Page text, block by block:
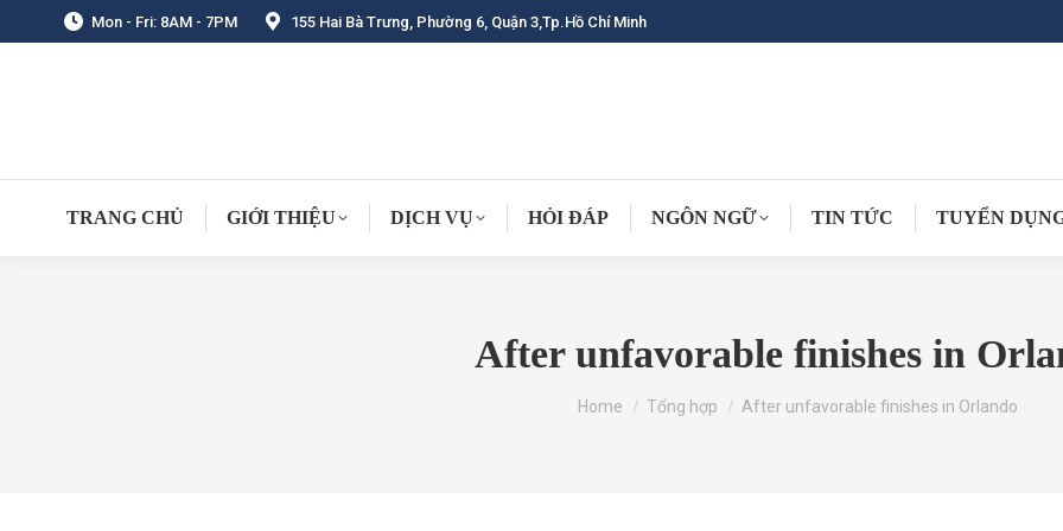
Mon - Fri: 8AM - 7PM 155 Hai Bà Trưng, Phường 6, Quận 3,Tp.Hồ Chí Minh
TRANG CHỦ GIỚI THIỆU DỊCH VỤ HỎI ĐÁP NGÔN NGỮ TIN TỨC TUYỂN
After unfavorable finishes in
You are here:
Home Tổng hợp After unfavorable finishes in Orlando